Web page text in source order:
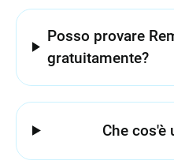
Posso provare
gratuitamente?
Che cos'è